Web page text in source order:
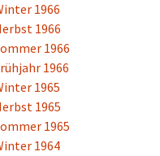
1966
1966
1966
1966
1965
1965
1965
1964